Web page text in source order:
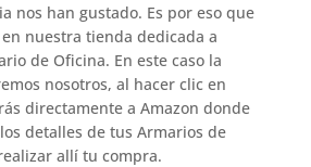
nos han gustado. Es por eso que
nuestra tienda dedicada a
de Oficina. En este caso la
nosotros, al hacer clic en
directamente a Amazon donde
detalles de tus Armarios de
allí tu compra.